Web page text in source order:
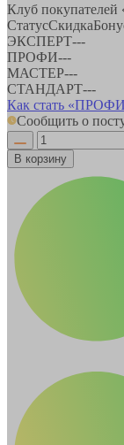
Клуб
СтатусСкидка
ЭКСПЕРТ---
ПРОФИ---
МАСТЕР---
СТАНДАРТ---
Как стать
Сообщить о
В корзину